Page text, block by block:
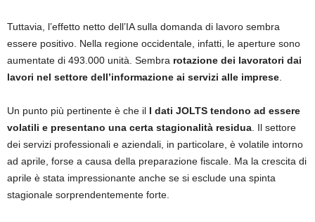
Tuttavia, l’effetto netto dell’IA sulla domanda di lavoro sembra
essere positivo. Nella regione occidentale, infatti, le aperture sono
aumentate di 493.000 unità. Sembra rotazione dei lavoratori dai
lavori nel settore dell’informazione ai servizi alle imprese
Un punto più pertinente è che il I dati JOLTS tendono ad essere
volatili e presentano una certa stagionalità residua . Il settore
dei servizi professionali e aziendali, in particolare, è volatile intorno
ad aprile, forse a causa della preparazione fiscale. Ma la crescita di
aprile è stata impressionante anche se si esclude una spinta
stagionale sorprendentemente forte.